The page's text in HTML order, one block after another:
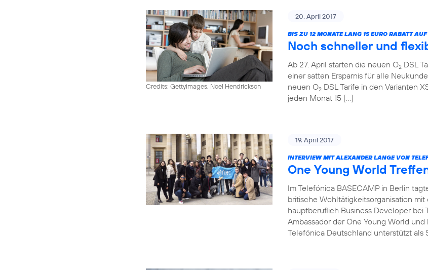
Credits: Gettyimages, Noel Hendrickson
20. April 2017
BIS ZU 12 MONATE LANG 15 EURO RABATT
Noch schneller und
Ab 27. April starten die neuen O2 DSL
einer satten Ersparnis für alle
neuen O2 DSL Tarife in den Varianten
jeden Monat 15 […]
19. April 2017
INTERVIEW MIT ALEXANDER LANGE VON
One Young World
Im Telefónica BASECAMP in Berlin
britische Wohltätigkeitsorganisation
hauptberuflich Business Developer bei
Ambassador der One Young World
Telefónica Deutschland unterstützt als